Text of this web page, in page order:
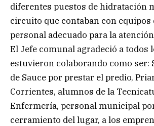
diferentes puestos de hidratación
circuito que contaban con equipos
personal adecuado para la
El Jefe comunal agradeció a todos
estuvieron colaborando como ser:
de Sauce por prestar el predio,
Corrientes, alumnos de la
Enfermería, personal municipal
cerramiento del lugar, a los